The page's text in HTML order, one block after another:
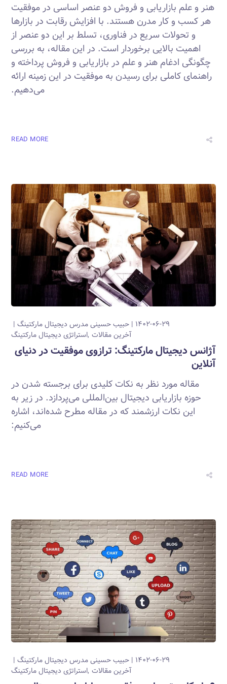
هنر و علم بازاریابی و فروش دو عنصر اساسی در موفقیت
هر کسب و کار مدرن هستند. با افزایش رقابت در بازارها
و تحولات سریع در فناوری، تسلط بر این دو عنصر از
اهمیت بالایی برخوردار است. در این مقاله، به بررسی
چگونگی ادغام هنر و علم در بازاریابی و فروش پرداخته و
راهنمای کاملی برای رسیدن به موفقیت در این زمینه ارائه
می‌دهیم.
READ MORE
۱۴۰۲-۰۶-۲۹ حبیب حسینیمدرس دیجیتال مارکتینگ
آخرین مقالات استراتژی دیجیتال مارکتینگ
آژانس دیجیتال مارکتینگ: ترازوی موفقیت در دنیای
آنلاین
مقاله مورد نظر به نکات کلیدی برای برجسته شدن در
حوزه بازاریابی دیجیتال بین‌المللی می‌پردازد. در زیر به
این نکات ارزشمند که در مقاله مطرح شده‌اند، اشاره
می‌کنیم:
READ MORE
۱۴۰۲-۰۶-۲۹ حبیب حسینیمدرس دیجیتال مارکتینگ
آخرین مقالات استراتژی دیجیتال مارکتینگ